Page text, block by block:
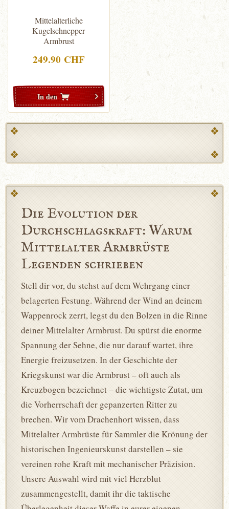
Mittelalterliche
Kugelschnepper
Armbrust
249.90 CHF
In den
Die Evolution der
Durchschlagskraft: Warum
Mittelalter Armbrüste
Legenden schrieben
Stell dir vor, du stehst auf dem Wehrgang einer
belagerten Festung. Während der Wind an deinem
Wappenrock zerrt, legst du den Bolzen in die Rinne
deiner Mittelalter Armbrust. Du spürst die enorme
Spannung der Sehne, die nur darauf wartet, ihre
Energie freizusetzen. In der Geschichte der
Kriegskunst war die Armbrust – oft auch als
Kreuzbogen bezeichnet – die wichtigste Zutat, um
die Vorherrschaft der gepanzerten Ritter zu
brechen. Wir vom Drachenhort wissen, dass
Mittelalter Armbrüste für Sammler die Krönung der
historischen Ingenieurskunst darstellen – sie
vereinen rohe Kraft mit mechanischer Präzision.
Unsere Auswahl wird mit viel Herzblut
zusammengestellt, damit ihr die taktische